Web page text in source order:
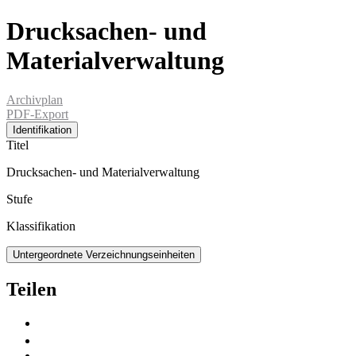
Drucksachen- und
Materialverwaltung
Archivplan
PDF-Export
Identifikation
Titel
Drucksachen- und Materialverwaltung
Stufe
Klassifikation
Untergeordnete Verzeichnungseinheiten
Teilen